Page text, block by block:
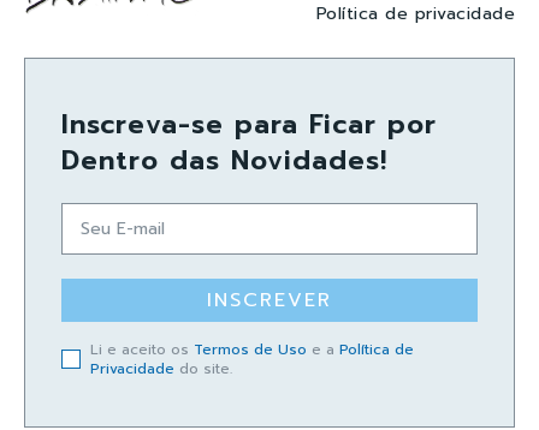
Política de privacidade
Inscreva-se para Ficar por
Dentro das Novidades!
INSCREVER
Li e aceito os Termos de Uso e a Política de
Privacidade do site.